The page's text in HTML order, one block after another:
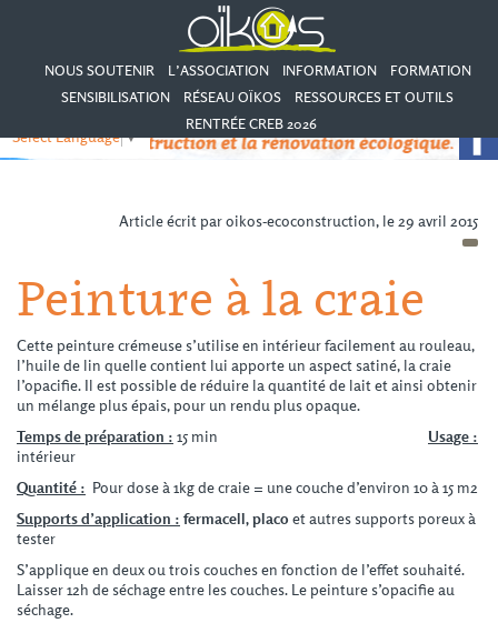
NOUS SOUTENIR L’ASSOCIATION INFORMATION
FORMATION
SENSIBILISATION
RÉSEAU OÏKOS
RESSOURCES ET OUTILS
RENTRÉE CREB 2026
Select Language▼
Article écrit par oikos-ecoconstruction, le 29 avril 2015
Peinture à la craie
Cette peinture crémeuse s’utilise en intérieur facilement au rouleau,
l’huile de lin quelle contient lui apporte un aspect satiné, la craie
l’opacifie. Il est possible de réduire la quantité de lait et ainsi obtenir
un mélange plus épais, pour un rendu plus opaque.
Temps de préparation : 15 min Usage :
intérieur
Quantité : Pour dose à 1kg de craie = une couche d’environ 10 à 15 m2
Supports d’application : fermacell, placo et autres supports poreux à
tester
S’applique en deux ou trois couches en fonction de l’effet souhaité.
Laisser 12h de séchage entre les couches. Le peinture s’opacifie au
séchage.